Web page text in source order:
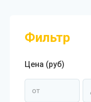
Фильтр
Цена (руб)